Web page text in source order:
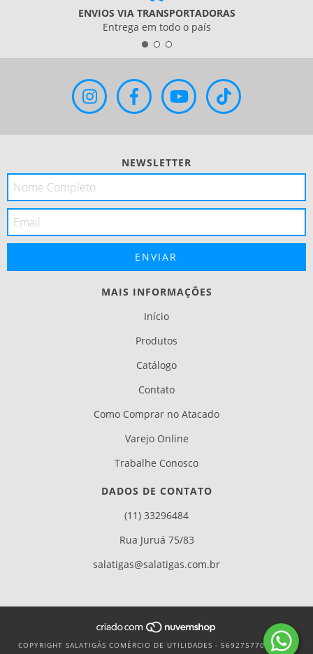
ENVIOS VIA TRANSPORTADORAS
Entrega em todo o país
NEWSLETTER
MAIS INFORMAÇÕES
Início
Produtos
Catálogo
Contato
Como Comprar no Atacado
Varejo Online
Trabalhe Conosco
DADOS DE CONTATO
(11) 33296484
Rua Juruá 75/83
salatigas@salatigas.com.br
COPYRIGHT SALATIGÁS COMÉRCIO DE UTILIDADES - 56927577000106 -